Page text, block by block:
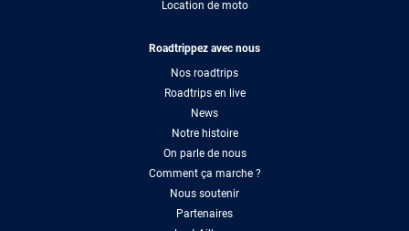
Location de moto
Roadtrippez avec nous
Nos roadtrips
Roadtrips en live
News
Notre histoire
On parle de nous
Comment ça marche ?
Nous soutenir
Partenaires